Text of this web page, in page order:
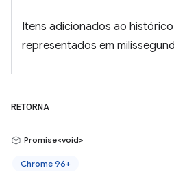
Itens adicionados ao
representados em
RETORNA
Promise<void>
Chrome 96+